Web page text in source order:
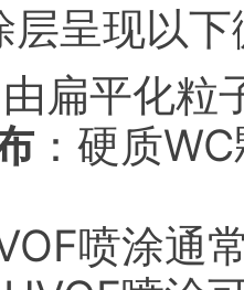
层呈现以
由扁平化粒
：硬质
喷涂通